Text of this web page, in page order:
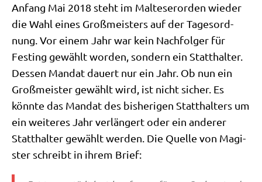
Anfang Mai 2018 steht im Mal­te­ser­or­den wie­der
die Wahl eines Groß­mei­sters auf der Tages­ord­
nung. Vor einem Jahr war kein Nach­fol­ger für
Fest­ing gewählt wor­den, son­dern ein Statt­hal­ter.
Des­sen Man­dat dau­ert nur ein Jahr. Ob nun ein
Groß­mei­ster gewählt wird, ist nicht sicher. Es
könn­te das Man­dat des bis­he­ri­gen Statt­hal­ters um
ein wei­te­res Jahr ver­län­gert oder ein ande­rer
Statt­hal­ter gewählt wer­den. Die Quel­le von Magi­
ster schreibt in ihrem Brief: